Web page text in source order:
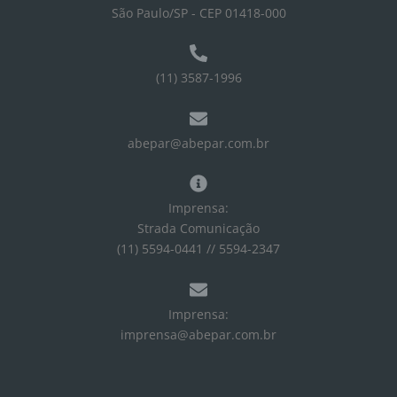
São Paulo/SP - CEP 01418-000
(11) 3587-1996
abepar@abepar.com.br
Imprensa:
Strada Comunicação
(11) 5594-0441 // 5594-2347
Imprensa:
imprensa@abepar.com.br